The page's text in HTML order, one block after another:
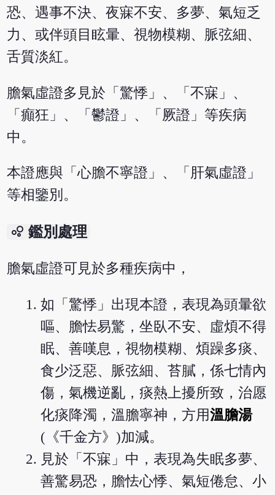
恐、遇事不決、夜寐不安、多夢、氣短乏
力、或伴頭目眩暈、視物模糊、脈弦細、
舌質淡紅。
膽氣虛證多見於「驚悸」、「不寐」、
「癲狂」、「鬱證」、「厥證」等疾病
中。
本證應與「心膽不寧證」、「肝氣虛證」
等相鑒別。
bubble_chart 鑑別處理
膽氣虛證可見於多種疾病中，
如「驚悸」出現本證，表現為頭暈欲
嘔、膽怯易驚，坐臥不安、虛煩不得
眠、善嘆息，視物模糊、煩躁多痰、
食少泛惡、脈弦細、苔膩，係七情內
傷，氣機逆亂，痰熱上擾所致，治愿
化痰降濁，溫膽寧神，方用溫膽湯
(《千金方》)加減。
見於「不寐」中，表現為失眠多夢、
善驚易恐，膽怯心悸、氣短倦怠、小